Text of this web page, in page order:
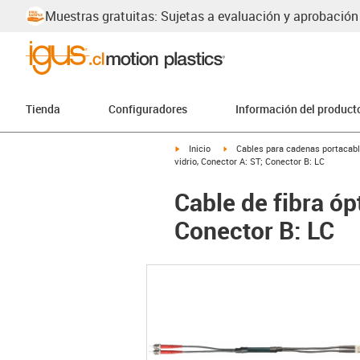
Muestras gratuitas: Sujetas a evaluación y
Tienda Configuradores Información del
igus-icon-arrow-right
Inicio igus-icon-arrow-right
Cables para cadenas
vidrio, Conector A: ST; Conector B: LC
Cable de fibra
Conector B: LC